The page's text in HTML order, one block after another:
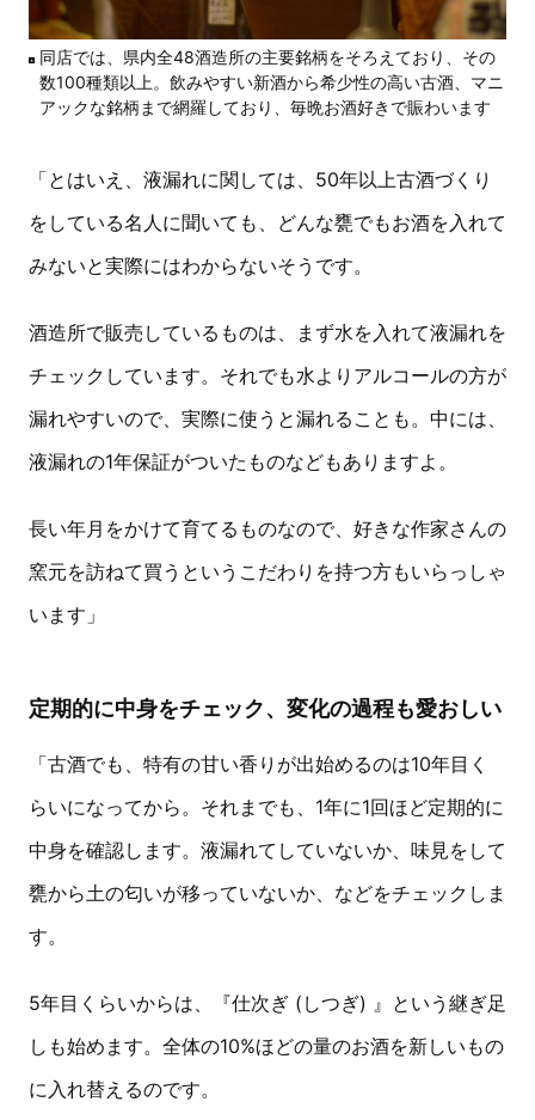
同店では、県内全48酒造所の主要銘柄をそろえており、その
数100種類以上。飲みやすい新酒から希少性の高い古酒、マニ
アックな銘柄まで網羅しており、毎晩お酒好きで賑わいます
「とはいえ、液漏れに関しては、50年以上古酒づくり
をしている名人に聞いても、どんな甕でもお酒を入れて
みないと実際にはわからないそうです。
酒造所で販売しているものは、まず水を入れて液漏れを
チェックしています。それでも水よりアルコールの方が
漏れやすいので、実際に使うと漏れることも。中には、
液漏れの1年保証がついたものなどもありますよ。
長い年月をかけて育てるものなので、好きな作家さんの
窯元を訪ねて買うというこだわりを持つ方もいらっしゃ
います」
定期的に中身をチェック、変化の過程も愛おしい
「古酒でも、特有の甘い香りが出始めるのは10年目く
らいになってから。それまでも、1年に1回ほど定期的に
中身を確認します。液漏れてしていないか、味見をして
甕から土の匂いが移っていないか、などをチェックしま
す。
5年目くらいからは、『仕次ぎ (しつぎ) 』という継ぎ足
しも始めます。全体の10%ほどの量のお酒を新しいもの
に入れ替えるのです。